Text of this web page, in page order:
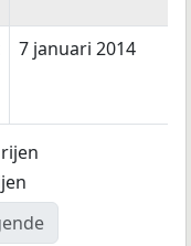
7 januari 2014